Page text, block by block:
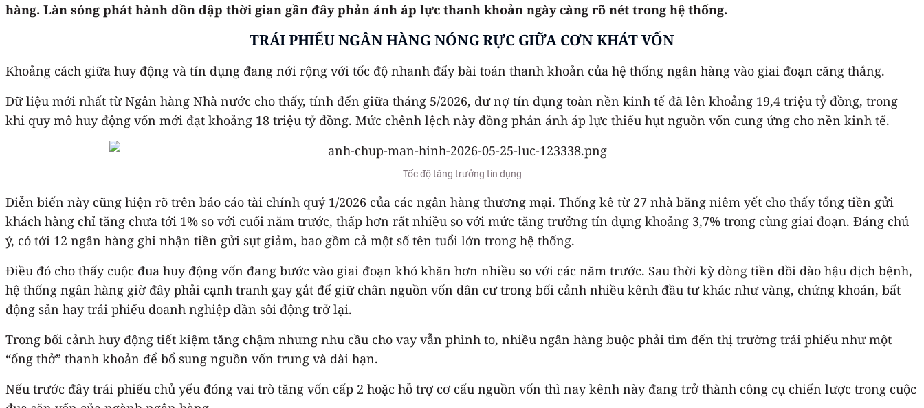
hàng. Làn sóng phát hành dồn dập thời gian gần đây phản ánh áp lực thanh khoản ngày càng rõ nét trong hệ thống.
TRÁI PHIẾU NGÂN HÀNG NÓNG RỰC GIỮA CƠN KHÁT VỐN
Khoảng cách giữa huy động và tín dụng đang nới rộng với tốc độ nhanh đẩy bài toán thanh khoản của hệ thống ngân hàng vào giai đoạn căng thẳng.
Dữ liệu mới nhất từ Ngân hàng Nhà nước cho thấy, tính đến giữa tháng 5/2026, dư nợ tín dụng toàn nền kinh tế đã lên khoảng 19,4 triệu tỷ đồng, trong
khi quy mô huy động vốn mới đạt khoảng 18 triệu tỷ đồng. Mức chênh lệch này đồng phản ánh áp lực thiếu hụt nguồn vốn cung ứng cho nền kinh tế.
Tốc độ tăng trưởng tín dụng
Diễn biến này cũng hiện rõ trên báo cáo tài chính quý 1/2026 của các ngân hàng thương mại. Thống kê từ 27 nhà băng niêm yết cho thấy tổng tiền gửi
khách hàng chỉ tăng chưa tới 1% so với cuối năm trước, thấp hơn rất nhiều so với mức tăng trưởng tín dụng khoảng 3,7% trong cùng giai đoạn. Đáng chú
ý, có tới 12 ngân hàng ghi nhận tiền gửi sụt giảm, bao gồm cả một số tên tuổi lớn trong hệ thống.
Điều đó cho thấy cuộc đua huy động vốn đang bước vào giai đoạn khó khăn hơn nhiều so với các năm trước. Sau thời kỳ dòng tiền dồi dào hậu dịch bệnh,
hệ thống ngân hàng giờ đây phải cạnh tranh gay gắt để giữ chân nguồn vốn dân cư trong bối cảnh nhiều kênh đầu tư khác như vàng, chứng khoán, bất
động sản hay trái phiếu doanh nghiệp dần sôi động trở lại.
Trong bối cảnh huy động tiết kiệm tăng chậm nhưng nhu cầu cho vay vẫn phình to, nhiều ngân hàng buộc phải tìm đến thị trường trái phiếu như một
“ống thở” thanh khoản để bổ sung nguồn vốn trung và dài hạn.
Nếu trước đây trái phiếu chủ yếu đóng vai trò tăng vốn cấp 2 hoặc hỗ trợ cơ cấu nguồn vốn thì nay kênh này đang trở thành công cụ chiến lược trong cuộc